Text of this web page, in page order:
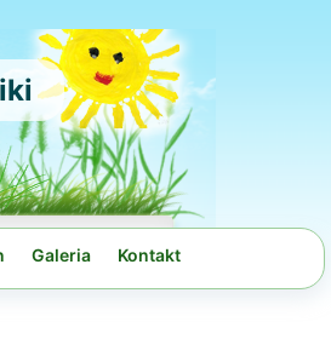
Galeria Kontakt